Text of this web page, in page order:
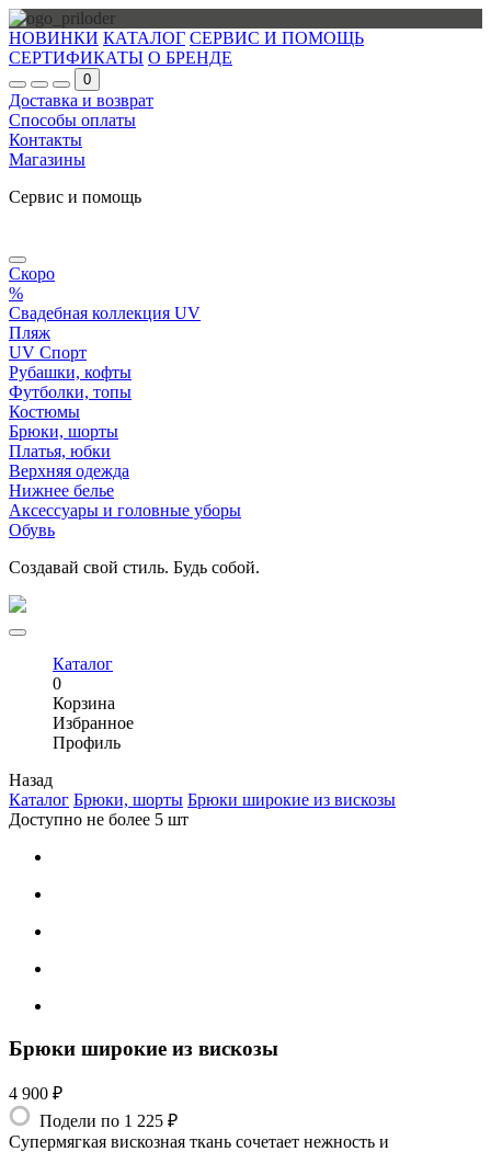
НОВИНКИ КАТАЛОГ СЕРВИС И ПОМОЩЬ
СЕРТИФИКАТЫ О БРЕНДЕ
0
Доставка и возврат
Способы оплаты
Контакты
Магазины
Сервис и помощь
Скоро
%
Свадебная коллекция UV
Пляж
UV Спорт
Рубашки, кофты
Футболки, топы
Костюмы
Брюки, шорты
Платья, юбки
Верхняя одежда
Нижнее белье
Аксессуары и головные уборы
Обувь
Создавай свой стиль. Будь собой.
Каталог
0
Корзина
Избранное
Профиль
Назад
Каталог Брюки, шорты Брюки широкие из вискозы
Доступно не более 5 шт
Брюки широкие из вискозы
4 900 ₽
Подели по 1 225 ₽
Супермягкая вискозная ткань сочетает нежность и